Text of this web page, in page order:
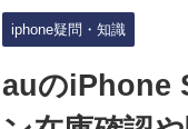
iphone疑問・知識
auのiPhone